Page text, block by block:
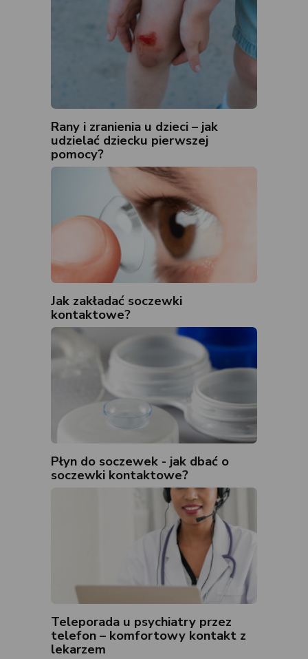
Rany i zranienia u dzieci – jak
udzielać dziecku pierwszej
pomocy?
Jak zakładać soczewki
kontaktowe?
Płyn do soczewek - jak dbać o
soczewki kontaktowe?
Teleporada u psychiatry przez
telefon – komfortowy kontakt z
lekarzem